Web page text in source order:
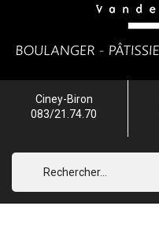
Ciney-Biron
083/21.74.70